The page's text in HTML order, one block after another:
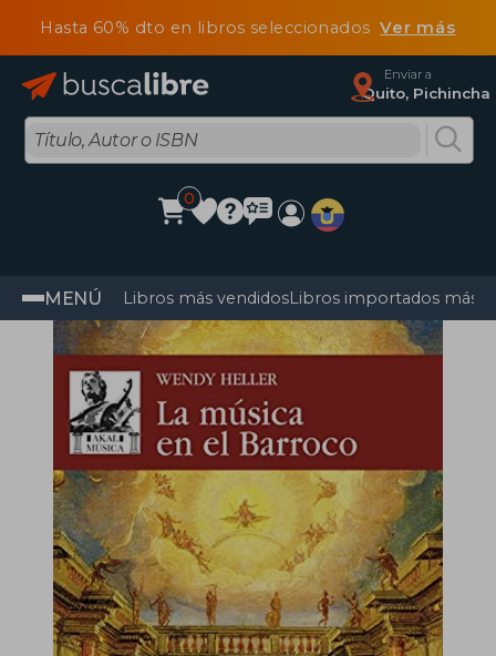
Hasta 60% dto en libros seleccionadosVer más
Enviar a
Quito, Pichincha
0
MENÚ Libros más vendidosLibros importados más